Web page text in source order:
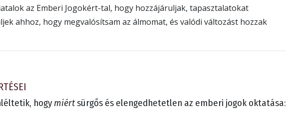
az Emberi Jogokért-tal, hogy hozzájáruljak, tapasztalatokat
ahhoz, hogy megvalósítsam az álmomat, és valódi változást hozzak
hogymiértsürgős és elengedhetetlen az emberi jogok oktatása: